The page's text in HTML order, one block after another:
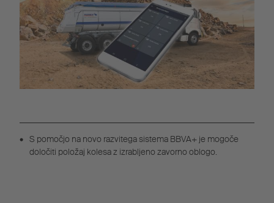
S pomočjo na novo razvitega sistema BBVA+ je mogoče
določiti položaj kolesa z izrabljeno zavorno oblogo.